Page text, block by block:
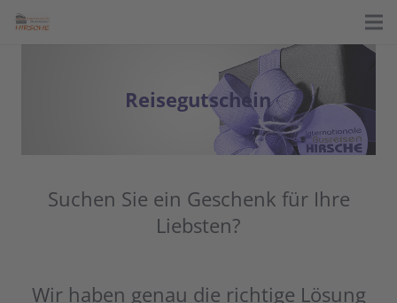
Reisegutschein
Suchen Sie ein Geschenk für Ihre
Liebsten?
Wir haben genau die richtige Lösung